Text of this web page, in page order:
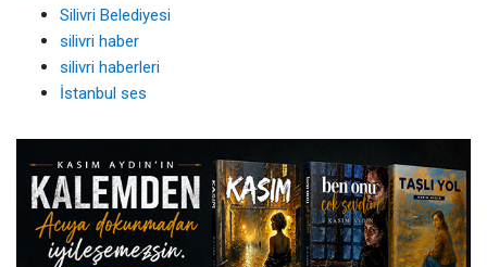
Silivri Belediyesi
silivri haber
silivri haberleri
İstanbul ses